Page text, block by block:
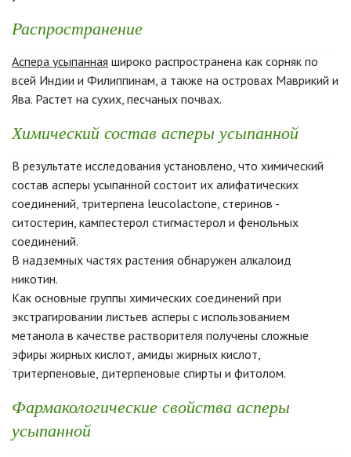
Распространение
Аспера усыпанная широко распространена как сорняк по
всей Индии и Филиппинам, а также на островах Маврикий и
Ява. Растет на сухих, песчаных почвах.
Химический состав асперы усыпанной
В результате исследования установлено, что химический
состав асперы усыпанной состоит их алифатических
соединений, тритерпена leucolactone, стеринов -
ситостерин, кампестерол стигмастерол и фенольных
соединений.
В надземных частях растения обнаружен алкалоид
никотин.
Как основные группы химических соединений при
экстрагировании листьев асперы с использованием
метанола в качестве растворителя получены сложные
эфиры жирных кислот, амиды жирных кислот,
тритерпеновые, дитерпеновые спирты и фитолом.
Фармакологические свойства асперы
усыпанной